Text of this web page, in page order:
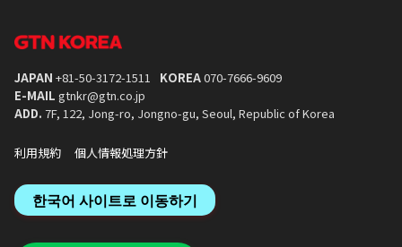
JAPAN +81-50-3172-1511 KOREA070-7666-9609
E-MAIL gtnkr@gtn.co.jp
ADD. 7F, 122, Jong-ro, Jongno-gu, Seoul, Republic of Korea
利用規約 個人情報処理方針
한국어 사이트로 이동하기